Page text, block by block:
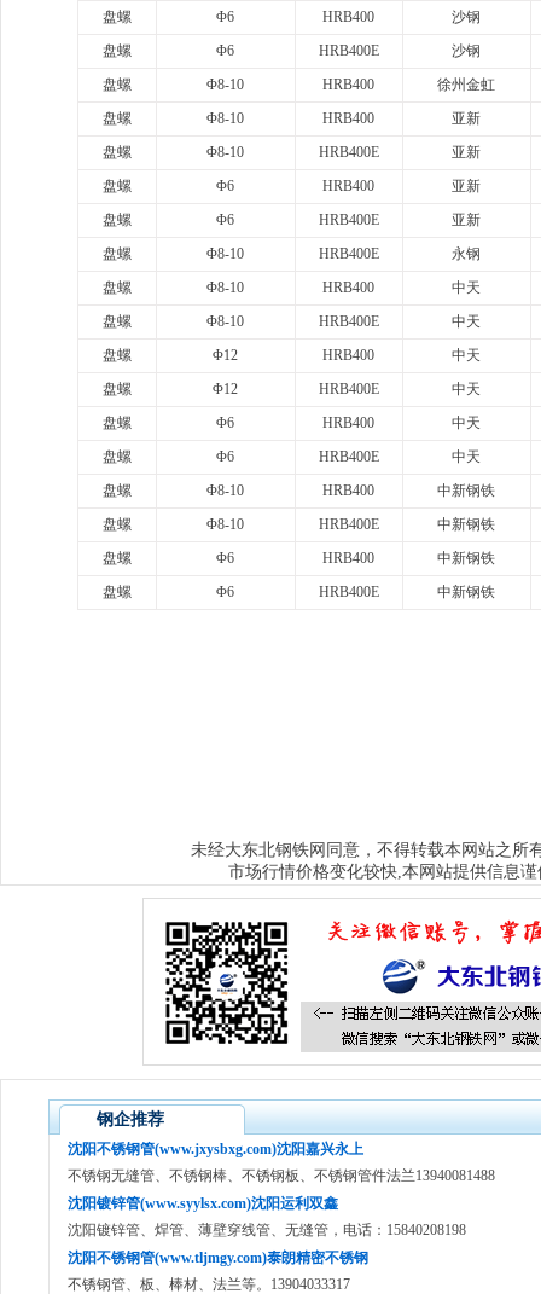
盘螺 Φ6 HRB400
沙钢
盘螺
Φ6 HRB400E
沙钢
盘螺
Φ8-10 HRB400
徐州金虹
盘螺
Φ8-10 HRB400
亚新
盘螺
Φ8-10 HRB400E
亚新
盘螺
Φ6 HRB400
亚新
盘螺
Φ6 HRB400E
亚新
盘螺
Φ8-10 HRB400E
永钢
盘螺
Φ8-10 HRB400
中天
盘螺
Φ8-10 HRB400E
中天
盘螺
Φ12 HRB400
中天
盘螺
Φ12 HRB400E
中天
盘螺
Φ6 HRB400
中天
盘螺
Φ6 HRB400E
中天
盘螺
Φ8-10 HRB400
中新钢铁
盘螺
Φ8-10 HRB400E
中新钢铁
盘螺
Φ6 HRB400
中新钢铁
盘螺
Φ6 HRB400E 中新钢铁
未经大东北钢铁网 同意，不得转载本网站之所
市场行情价格变化较快,本网站提供信息
钢企推荐
沈阳不锈钢管(www.jxysbxg.com)沈阳嘉兴永上
不锈钢无缝管、不锈钢棒、不锈钢板、不锈钢管件法兰13940081488
沈阳镀锌管(www.syylsx.com)沈阳运利双鑫
沈阳镀锌管、焊管、薄壁穿线管、无缝管，电话：15840208198
沈阳不锈钢管(www.tljmgy.com)泰朗精密不锈钢
不锈钢管、板、棒材、法兰等。13904033317